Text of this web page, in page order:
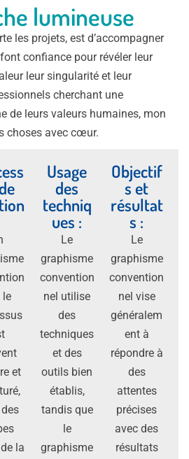
lumineuse
les projets, est d’accompagner
confiance pour révéler leur
leur singularité et leur
cherchant une
de leurs valeurs humaines, mon
choses avec cœur.
le
et
la
Usage
des
techniq
ues :
Le
graphisme
convention
nel utilise
des
techniques
et des
outils bien
établis,
tandis que
le
graphisme
Objectif
s et
résultat
s :
Le
graphisme
convention
nel vise
généralem
ent à
répondre à
des
attentes
précises
avec des
résultats